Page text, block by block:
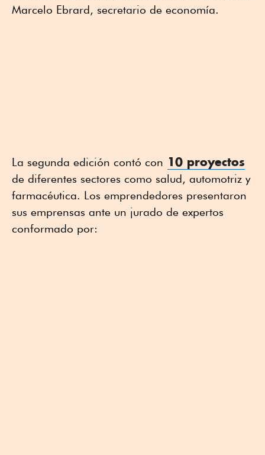
Marcelo Ebrard, secretario de economía.
La segunda edición contó con 10 proyectos
de diferentes sectores como salud, automotriz y
farmacéutica. Los emprendedores presentaron
sus emprensas ante un jurado de expertos
conformado por: